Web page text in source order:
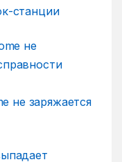
станции
не заряжается